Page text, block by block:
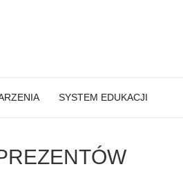
​SYSTEM EDUKACJI